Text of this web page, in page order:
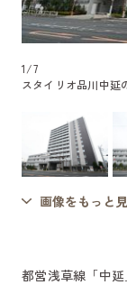
1/7
スタイリオ品川中延
画像をもっと
都営浅草線「中